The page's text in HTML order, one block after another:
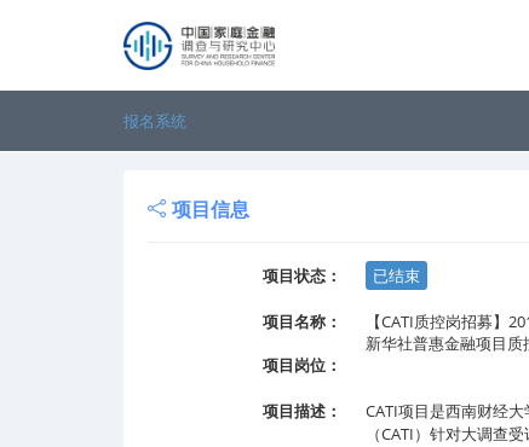
报名系统
项目信息
项目状态： 已结束
项目名称：
【CATI质控岗招募】
新华社普惠金融项目质
项目岗位：
项目描述： CATI项目是西南财经
（CATI ）针对大调查